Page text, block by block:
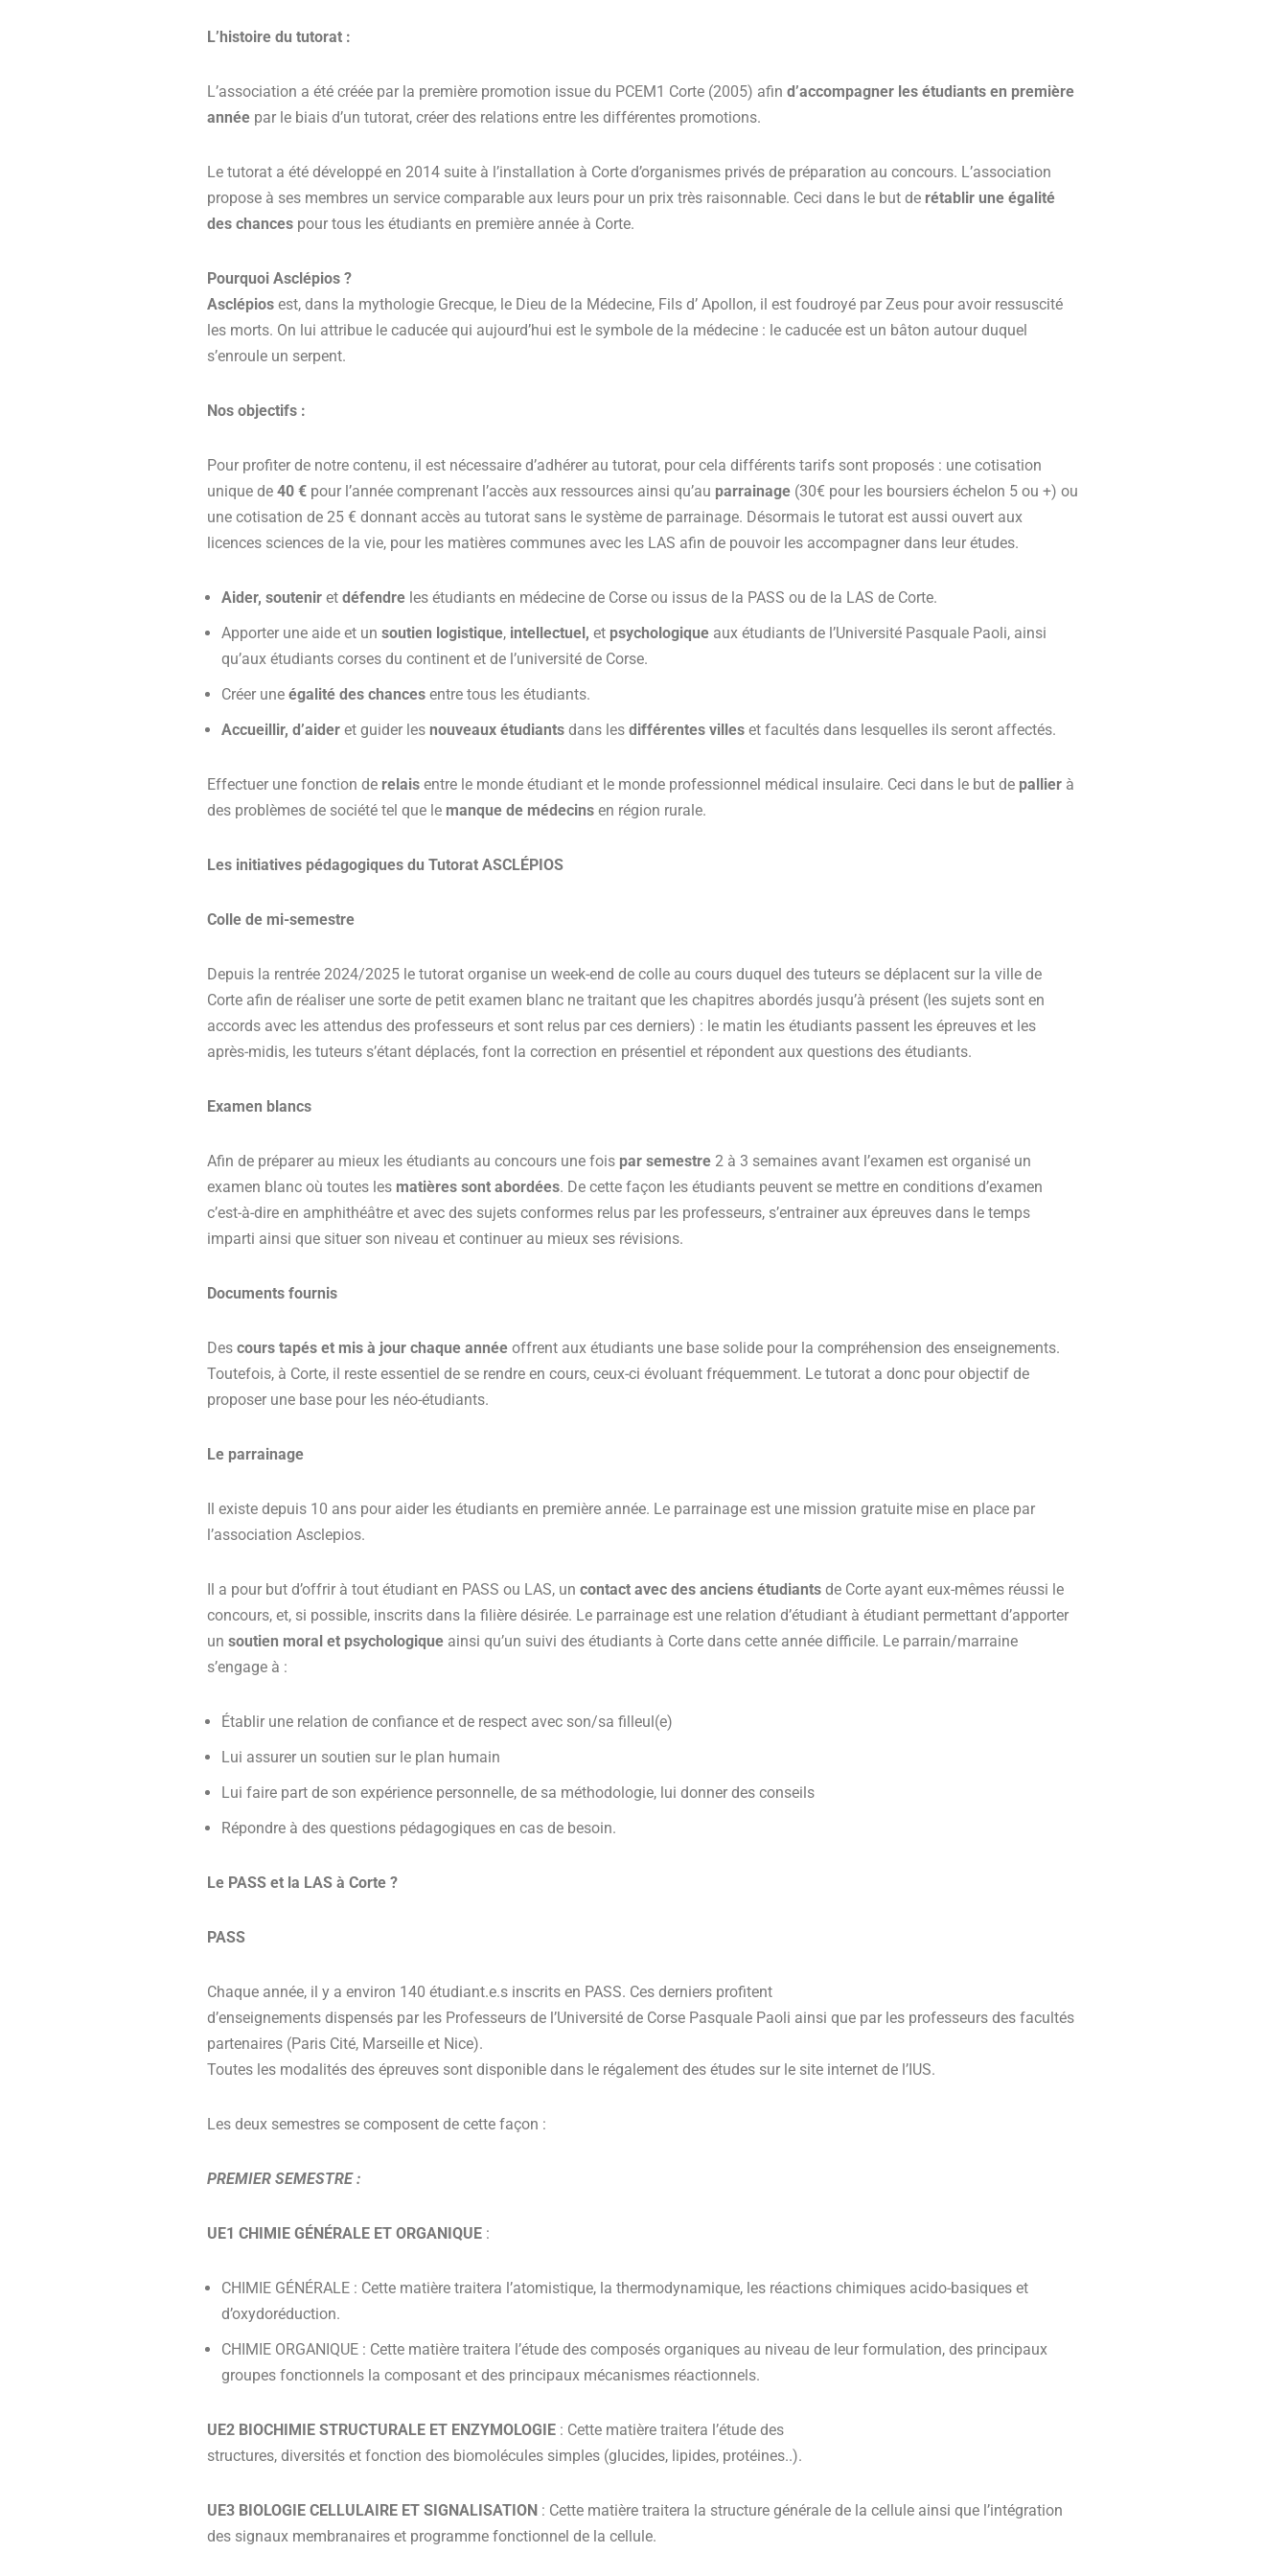
L’histoire du tutorat :
L’association a été créée par la première promotion issue du PCEM1 Corte (2005) afind’accompagner les étudiants en première
année par le biais d’un tutorat, créer des relations entre les différentes promotions.
Le tutorat a été développé en 2014 suite à l’installation à Corte d’organismes privés de préparation au concours. L’association
propose à ses membres un service comparable aux leurs pour un prix très raisonnable. Ceci dans le but de rétablir une égalité
des chances pour tous les étudiants en première année à Corte.
Pourquoi Asclépios ?
Asclépios est, dans la mythologie Grecque, le Dieu de la Médecine, Fils d’ Apollon, il est foudroyé par Zeus pour avoir ressuscité
les morts. On lui attribue le caducée qui aujourd’hui est le symbole de la médecine : le caducée est un bâton autour duquel
s’enroule un serpent.
Nos objectifs :
Pour profiter de notre contenu, il est nécessaire d’adhérer au tutorat, pour cela différents tarifs sont proposés : une cotisation
unique de40 € pour l’année comprenant l’accès aux ressources ainsi qu’au parrainage (30€ pour les boursiers échelon 5 ou +) ou
une cotisation de 25 € donnant accès au tutorat sans le système de parrainage. Désormais le tutorat est aussi ouvert aux
licences sciences de la vie, pour les matières communes avec les LAS afin de pouvoir les accompagner dans leur études.
Aider, soutenir etdéfendre les étudiants en médecine de Corse ou issus de la PASS ou de la LAS de Corte.
Apporter une aide et unsoutien logistique, intellectuel, et psychologique aux étudiants de l’Université Pasquale Paoli, ainsi
qu’aux étudiants corses du continent et de l’université de Corse.
Créer uneégalité des chances entre tous les étudiants.
Accueillir, d’aider et guider les nouveaux étudiants dans lesdifférentes villes et facultés dans lesquelles ils seront affectés.
Effectuer une fonction de relais entre le monde étudiant et le monde professionnel médical insulaire. Ceci dans le but de pallier à
des problèmes de société tel que le manque de médecins en région rurale.
Les initiatives pédagogiques du Tutorat ASCLÉPIOS
Colle de mi-semestre
Depuis la rentrée 2024/2025 le tutorat organise un week-end de colle au cours duquel des tuteurs se déplacent sur la ville de
Corte afin de réaliser une sorte de petit examen blanc ne traitant que les chapitres abordés jusqu’à présent (les sujets sont en
accords avec les attendus des professeurs et sont relus par ces derniers) : le matin les étudiants passent les épreuves et les
après-midis, les tuteurs s’étant déplacés, font la correction en présentiel et répondent aux questions des étudiants.
Examen blancs
Afin de préparer au mieux les étudiants au concours une fois par semestre 2 à 3 semaines avant l’examen est organisé un
examen blanc où toutes les matières sont abordées. De cette façon les étudiants peuvent se mettre en conditions d’examen
c’est-à-dire en amphithéâtre et avec des sujets conformes relus par les professeurs, s’entrainer aux épreuves dans le temps
imparti ainsi que situer son niveau et continuer au mieux ses révisions.
Documents fournis
Descours tapés et mis à jour chaque année offrent aux étudiants une base solide pour la compréhension des enseignements.
Toutefois, à Corte, il reste essentiel de se rendre en cours, ceux-ci évoluant fréquemment. Le tutorat a donc pour objectif de
proposer une base pour les néo-étudiants.
Le parrainage
Il existe depuis 10 ans pour aider les étudiants en première année. Le parrainage est une mission gratuite mise en place par
l’association Asclepios.
Il a pour but d’offrir à tout étudiant en PASS ou LAS, uncontact avec des anciens étudiants de Corte ayant eux-mêmes réussi le
concours, et, si possible, inscrits dans la filière désirée. Le parrainage est une relation d’étudiant à étudiant permettant d’apporter
unsoutien moral et psychologique ainsi qu’un suivi des étudiants à Corte dans cette année difficile. Le parrain/marraine
s’engage à :
Établir une relation de confiance et de respect avec son/sa filleul(e)
Lui assurer un soutien sur le plan humain
Lui faire part de son expérience personnelle, de sa méthodologie, lui donner des conseils
Répondre à des questions pédagogiques en cas de besoin.
Le PASS et la LAS à Corte ?
PASS
Chaque année, il y a environ 140 étudiant.e.s inscrits en PASS. Ces derniers profitent
d’enseignements dispensés par les Professeurs de l’Université de Corse Pasquale Paoli ainsi que par les professeurs des facultés
partenaires (Paris Cité, Marseille et Nice).
Toutes les modalités des épreuves sont disponible dans le régalement des études sur le site internet de l’IUS.
Les deux semestres se composent de cette façon :
PREMIER SEMESTRE :
UE1 CHIMIE GÉNÉRALE ET ORGANIQUE :
CHIMIE GÉNÉRALE : Cette matière traitera l’atomistique, la thermodynamique, les réactions chimiques acido-basiques et
d’oxydoréduction.
CHIMIE ORGANIQUE : Cette matière traitera l’étude des composés organiques au niveau de leur formulation, des principaux
groupes fonctionnels la composant et des principaux mécanismes réactionnels.
UE2 BIOCHIMIE STRUCTURALE ET ENZYMOLOGIE : Cette matière traitera l’étude des
structures, diversités et fonction des biomolécules simples (glucides, lipides, protéines..).
UE3 BIOLOGIE CELLULAIRE ET SIGNALISATION : Cette matière traitera la structure générale de la cellule ainsi que l’intégration
des signaux membranaires et programme fonctionnel de la cellule.